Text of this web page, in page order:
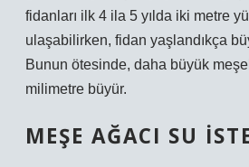
fidanları ilk 4 ila 5 yılda iki metre
ulaşabilirken, fidan yaşlandıkça
Bunun ötesinde, daha büyük
milimetre büyür.
MEŞE AĞACI SU